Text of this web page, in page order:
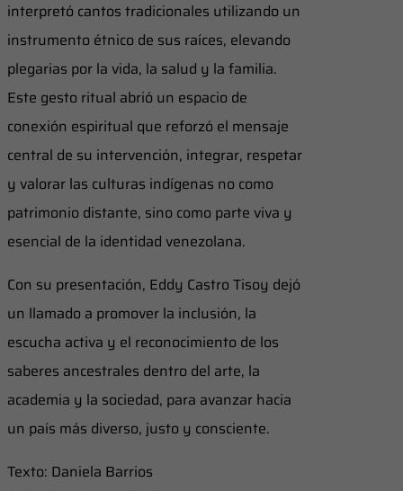
interpretó cantos tradicionales utilizando un
instrumento étnico de sus raíces, elevando
plegarias por la vida, la salud y la familia.
Este gesto ritual abrió un espacio de
conexión espiritual que reforzó el mensaje
central de su intervención, integrar, respetar
y valorar las culturas indígenas no como
patrimonio distante, sino como parte viva y
esencial de la identidad venezolana.
Con su presentación, Eddy Castro Tisoy dejó
un llamado a promover la inclusión, la
escucha activa y el reconocimiento de los
saberes ancestrales dentro del arte, la
academia y la sociedad, para avanzar hacia
un país más diverso, justo y consciente.
Texto: Daniela Barrios